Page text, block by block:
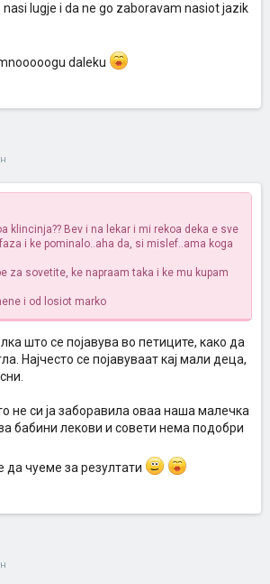
lugje i da ne go zaboravam nasiot jazik
daleku
klincinja?? Bev i na lekar i mi rekoa deka e sve
i ke pominalo..aha da, si mislef..ama koga
za sovetite, ke napraam taka i ke mu kupam
i od losiot marko
што се појавува во петиците, како да
Најчесто се појавуваат кај мали деца,
не си ја заборавила оваа наша малечка
бабини лекови и совети нема подобри
да чуеме за резултати